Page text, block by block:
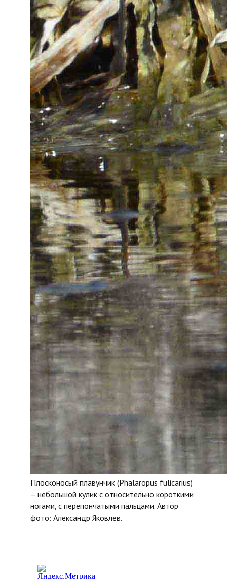
Плосконосый плавунчик (Phalaropus fulicarius)
– небольшой кулик с относительно короткими
ногами, с перепончатыми пальцами. Автор
фото: Александр Яковлев.